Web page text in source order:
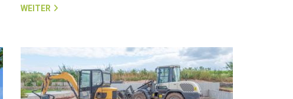
WEITER